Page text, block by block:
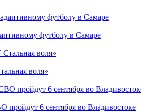
футболу в Самаре
воля»
6 сентября во Владивостоке